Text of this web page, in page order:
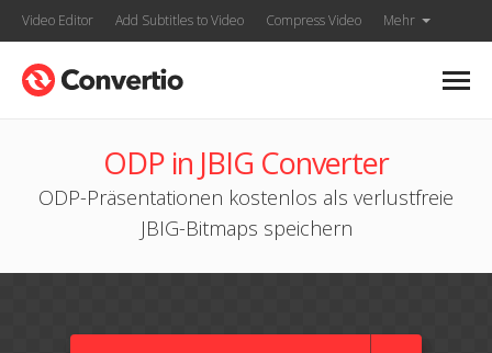
Video Editor Add Subtitles to Video Compress Video Mehr
ODP in JBIG Converter
ODP-Präsentationen kostenlos als verlustfreie
JBIG-Bitmaps speichern